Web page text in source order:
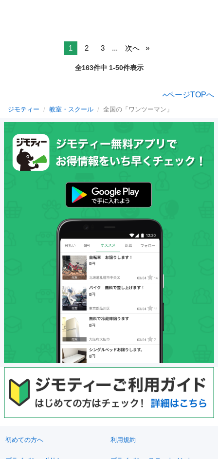
1 2 3 ... 次へ
全163件中 1-50件表示
ページTOPへ
ジモティー 教室・スクール 全国の「ワンツーマン」
初めての方へ 利用規約